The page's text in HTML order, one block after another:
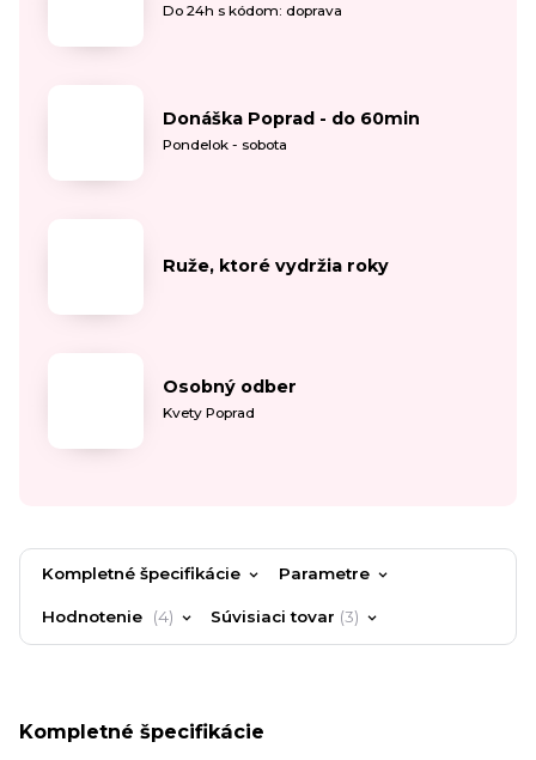
Do 24h s kódom: doprava
Donáška Poprad - do 60min
Pondelok - sobota
Ruže, ktoré vydržia roky
Osobný odber
Kvety Poprad
Kompletné špecifikácie Parametre
Hodnotenie 4 Súvisiaci tovar 3
Kompletné špecifikácie